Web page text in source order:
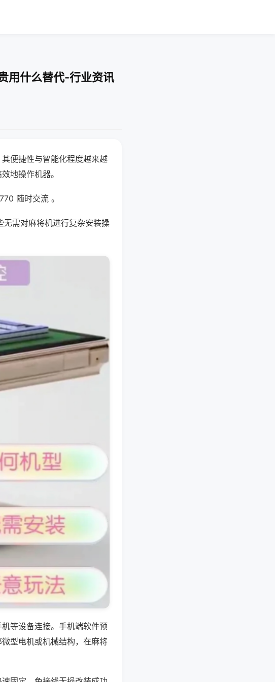
用什么替代-行业资讯
便捷性与智能化程度越来越
地操作机器。
随时交流 。
无需对麻将机进行复杂安装操
等设备连接。手机端软件预
型电机或机械结构，在麻将